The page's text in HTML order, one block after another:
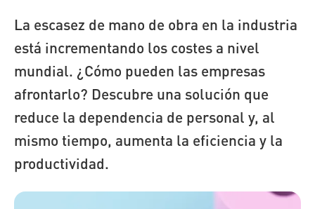
La escasez de mano de obra en la industria
está incrementando los costes a nivel
mundial. ¿Cómo pueden las empresas
afrontarlo? Descubre una solución que
reduce la dependencia de personal y, al
mismo tiempo, aumenta la eficiencia y la
productividad.